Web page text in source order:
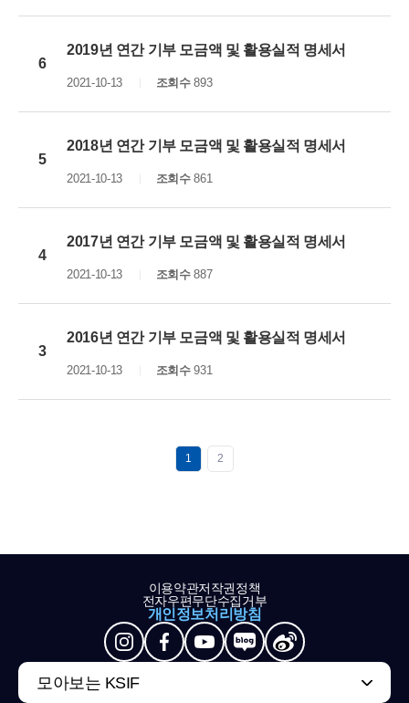
6
2019년 연간 기부 모금액 및 활용실적 명세서
2021-10-13 조회수893
5
2018년 연간 기부 모금액 및 활용실적 명세서
2021-10-13 조회수861
4
2017년 연간 기부 모금액 및 활용실적 명세서
2021-10-13 조회수887
3
2016년 연간 기부 모금액 및 활용실적 명세서
2021-10-13 조회수931
1 2
이용약관저작권정책
전자우편무단수집거부
개인정보처리방침
모아보는 KSIF